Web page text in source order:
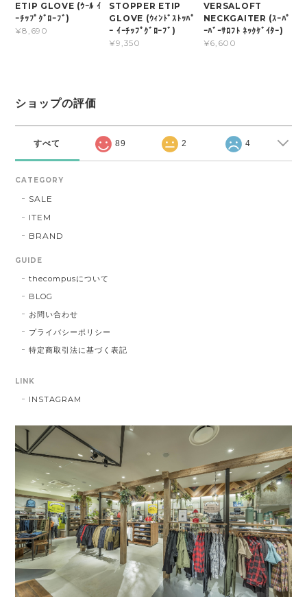
ETIP GLOVE (ｳｰﾙ ｲ
ｰﾁｯﾌﾟｸﾞﾛｰﾌﾞ)
¥8,690
STOPPER ETIP
GLOVE (ｳｨﾝﾄﾞｽﾄｯﾊﾟ
ｰ ｲｰﾁｯﾌﾟｸﾞﾛｰﾌﾞ)
¥9,350
VERSALOFT
NECKGAITER (ｽｰﾊﾟ
ｰﾊﾞｰｻﾛﾌﾄ ﾈｯｸｹﾞｲﾀｰ)
¥6,600
ショップの評価
すべて 89 2 4
CATEGORY
SALE
ITEM
BRAND
GUIDE
thecompusについて
BLOG
お問い合わせ
プライバシーポリシー
特定商取引法に基づく表記
LINK
INSTAGRAM